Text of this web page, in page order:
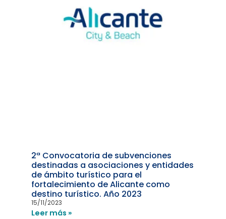
2ª Convocatoria de subvenciones
destinadas a asociaciones y entidades
de ámbito turístico para el
fortalecimiento de Alicante como
destino turístico. Año 2023
15/11/2023
Leer más »